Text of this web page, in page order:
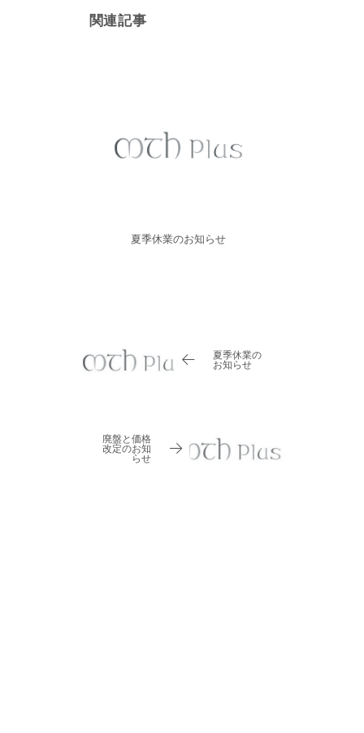
関連記事
夏季休業のお知らせ
夏季休業の
お知らせ
廃盤と価格
改定のお知
らせ